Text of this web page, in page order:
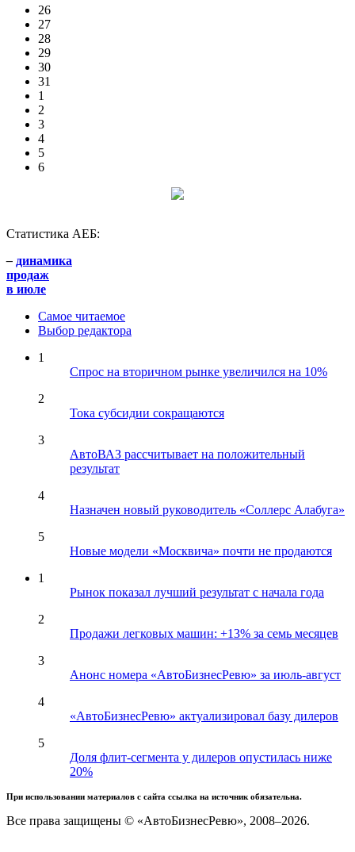
26
27
28
29
30
31
1
2
3
4
5
6
Статистика АЕБ:
– динамика
продаж
в июле
Самое читаемое
Выбор редактора
1
Спрос на вторичном рынке увеличился на 10%
2
Тока субсидии сокращаются
3
АвтоВАЗ рассчитывает на положительный
результат
4
Назначен новый руководитель «Соллерс Алабуга»
5
Новые модели «Москвича» почти не продаются
1
Рынок показал лучший результат с начала года
2
Продажи легковых машин: +13% за семь месяцев
3
Анонс номера «АвтоБизнесРевю» за июль-август
4
«АвтоБизнесРевю» актуализировал базу дилеров
5
Доля флит-сегмента у дилеров опустилась ниже
20%
При использовании материалов с сайта ссылка на источник обязательна.
Все права защищены © «АвтоБизнесРевю», 2008–2026.